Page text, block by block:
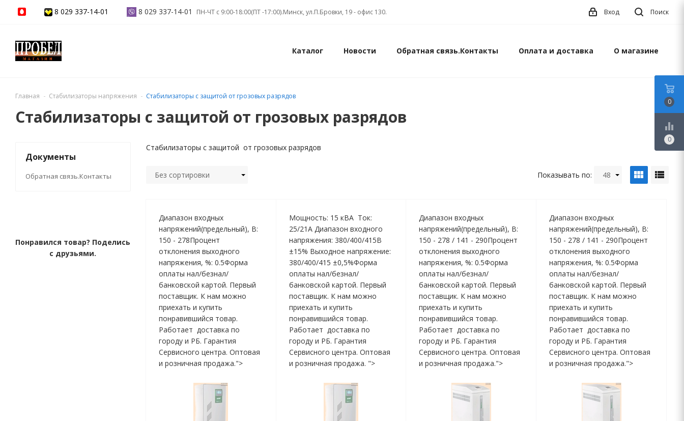
8 029 337-14-01 8 029 337-14-01 ПН-ЧТ с 9:00-18:00(ПТ -17:00).Минск, ул.П.Бровки, 19 - офис 130. Вход Поиск
Каталог Новости Обратная связь.Контакты Оплата и доставка О магазине
0
equalizer
0
Главная Стабилизаторы напряжения Стабилизаторы с защитой от грозовых разрядов
Стабилизаторы с защитой от грозовых разрядов
Документы
Обратная связь.Контакты
Понравился товар? Поделись
с друзьями.
Стабилизаторы с защитой от грозовых разрядов
Без сортировки Показывать по: 48 view_module view_list
Диапазон входных
напряжений(предельный), В:
150 - 278Процент
отклонения выходного
напряжения, %: 0.5Форма
оплаты нал/безнал/
банковской картой. Первый
поставщик. К нам можно
приехать и купить
понравившийся товар.
Работает доставка по
городу и РБ. Гарантия
Сервисного центра. Оптовая
и розничная продажа.">
Мощность: 15 кВА Ток:
25/21А Диапазон входного
напряжения: 380/400/415В
±15% Выходное напряжение:
380/400/415 ±0,5%Форма
оплаты нал/безнал/
банковской картой. Первый
поставщик. К нам можно
приехать и купить
понравившийся товар.
Работает доставка по
городу и РБ. Гарантия
Сервисного центра. Оптовая
и розничная продажа. ">
Диапазон входных
напряжений(предельный), В:
150 - 278 / 141 - 290Процент
отклонения выходного
напряжения, %: 0.5Форма
оплаты нал/безнал/
банковской картой. Первый
поставщик. К нам можно
приехать и купить
понравившийся товар.
Работает доставка по
городу и РБ. Гарантия
Сервисного центра. Оптовая
и розничная продажа.">
Диапазон входных
напряжений(предельный), В:
150 - 278 / 141 - 290Процент
отклонения выходного
напряжения, %: 0.5Форма
оплаты нал/безнал/
банковской картой. Первый
поставщик. К нам можно
приехать и купить
понравившийся товар.
Работает доставка по
городу и РБ. Гарантия
Сервисного центра. Оптовая
и розничная продажа.">